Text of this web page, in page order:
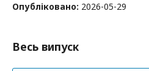
Опубліковано: 2026-05-29
Весь випуск